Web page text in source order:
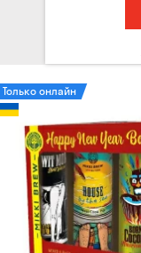
Только онлайн